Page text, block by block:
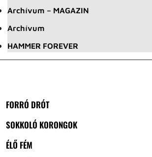
Archívum – MAGAZIN
Archívum
HAMMER FOREVER
FORRÓ DRÓT
SOKKOLÓ KORONGOK
ÉLŐ FÉM